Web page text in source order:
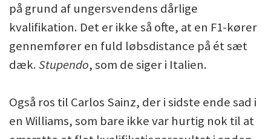
på grund af ungersvendens dårlige
kvalifikation. Det er ikke så ofte, at en F1-kører
gennemfører en fuld løbsdistance på ét sæt
dæk.Stupendo, som de siger i Italien.
Også ros til Carlos Sainz, der i sidste ende sad i
en Williams, som bare ikke var hurtig nok til at